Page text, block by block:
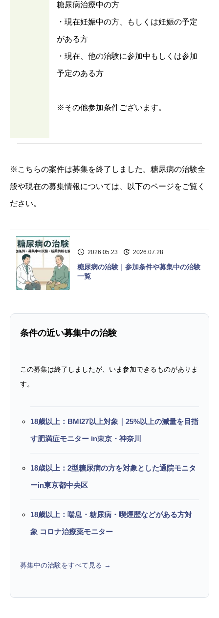
糖尿病治療中の方
・現在妊娠中の方、もしくは妊娠の予定
がある方
・現在、他の治験に参加中もしくは参加
予定のある方
※その他参加条件ございます。
※こちらの案件は募集を終了しました。糖尿病の治験全
般や現在の募集情報については、以下のページをご覧く
ださい。
2026.05.23 2026.07.28
糖尿病の治験｜参加条件や募集中の治験
一覧
条件の近い募集中の治験
この募集は終了しましたが、いま参加できるものがありま
す。
18歳以上：BMI27以上対象｜25%以上の減量を目指
す肥満症モニター in東京・神奈川
18歳以上：2型糖尿病の方を対象とした通院モニタ
ーin東京都中央区
18歳以上：喘息・糖尿病・喫煙歴などがある方対
象 コロナ治療薬モニター
募集中の治験をすべて見る →